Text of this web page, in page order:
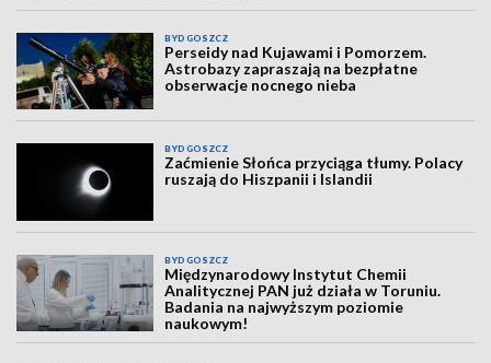
BYDGOSZCZ
Perseidy nad Kujawami i Pomorzem.
Astrobazy zapraszają na bezpłatne
obserwacje nocnego nieba
BYDGOSZCZ
Zaćmienie Słońca przyciąga tłumy. Polacy
ruszają do Hiszpanii i Islandii
BYDGOSZCZ
Międzynarodowy Instytut Chemii
Analitycznej PAN już działa w Toruniu.
Badania na najwyższym poziomie
naukowym!